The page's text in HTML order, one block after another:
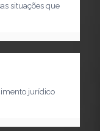
situações que
jurídico